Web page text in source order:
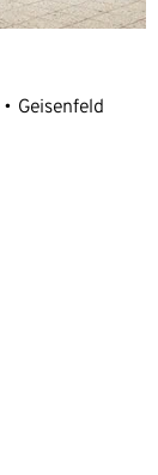
Geisenfeld